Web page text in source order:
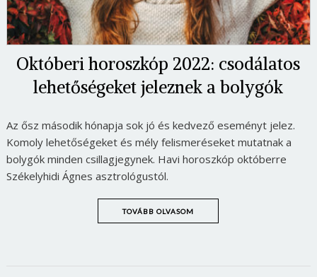
Októberi horoszkóp 2022: csodálatos
lehetőségeket jeleznek a bolygók
Az ősz második hónapja sok jó és kedvező eseményt jelez.
Komoly lehetőségeket és mély felismeréseket mutatnak a
bolygók minden csillagjegynek. Havi horoszkóp októberre
Székelyhidi Ágnes asztrológustól.
TOVÁBB OLVASOM